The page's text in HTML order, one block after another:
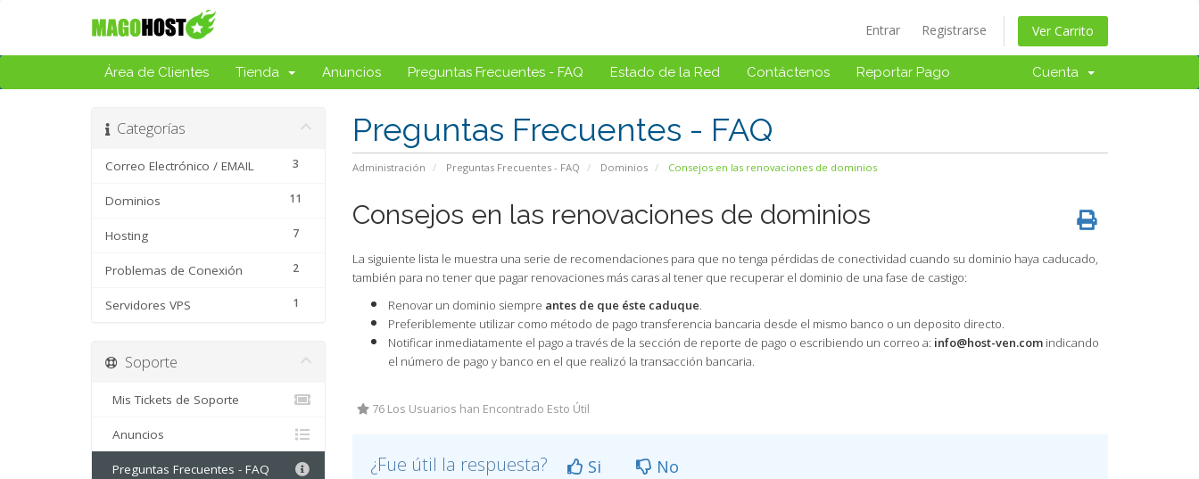
Entrar Registrarse Ver Carrito
Área de Clientes Tienda Anuncios Preguntas Frecuentes - FAQ Estado de la Red Contáctenos Reportar Pago Cuenta
Preguntas Frecuentes - FAQ
Administración Preguntas Frecuentes - FAQ Dominios Consejos en las renovaciones de dominios
Categorías
3
Correo Electrónico / EMAIL
11
Dominios
7
Hosting
2
Problemas de Conexión
1
Servidores VPS
Consejos en las renovaciones de dominios
La siguiente lista le muestra una serie de recomendaciones para que no tenga pérdidas de conectividad cuando su dominio haya caducado,
también para no tener que pagar renovaciones más caras al tener que recuperar el dominio de una fase de castigo:
Renovar un dominio siempre antes de que éste caduque.
Preferiblemente utilizar como método de pago transferencia bancaria desde el mismo banco o un deposito directo.
Notificar inmediatamente el pago a través de la sección de reporte de pago o escribiendo un correo a: info@host-ven.com indicando
el número de pago y banco en el que realizó la transacción bancaria.
76 Los Usuarios han Encontrado Esto Útil
¿Fue útil la respuesta? Si No
Soporte
Mis Tickets de Soporte
Anuncios
Preguntas Frecuentes - FAQ